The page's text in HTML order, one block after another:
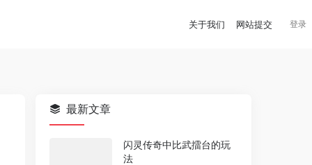
关于我们 网站提交 登录
最新文章
闪灵传奇中比武擂台的玩
法